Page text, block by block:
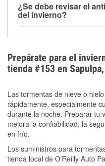
alrededor de 1 PSI por
temperatura. Puedes
¿Se debe revisar el
del invierno?
el sobrecalentamiento
extremo. Aprende
anticongelante en
Prepárate para el
tienda #153 en Sapulpa,
Las tormentas de nieve o
rápidamente, especialmente
durante la noche. Preparar tu
mejora la confiabilidad, la
en frío.
Los suministros para
tienda local de O’Reilly Auto